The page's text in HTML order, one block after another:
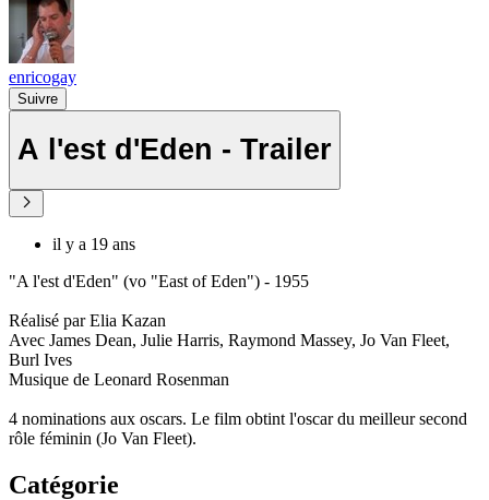
enricogay
Suivre
A l'est d'Eden - Trailer
il y a 19 ans
"A l'est d'Eden" (vo "East of Eden") - 1955
Réalisé par Elia Kazan
Avec James Dean, Julie Harris, Raymond Massey, Jo Van Fleet,
Burl Ives
Musique de Leonard Rosenman
4 nominations aux oscars. Le film obtint l'oscar du meilleur second
rôle féminin (Jo Van Fleet).
Catégorie